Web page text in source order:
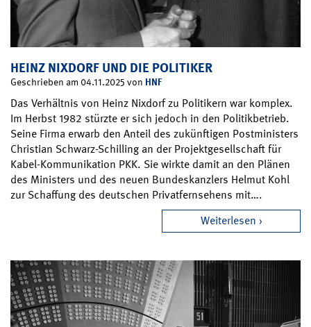
HEINZ NIXDORF UND DIE POLITIKER
Geschrieben am 04.11.2025 von HNF
Das Verhältnis von Heinz Nixdorf zu Politikern war komplex.
Im Herbst 1982 stürzte er sich jedoch in den Politikbetrieb.
Seine Firma erwarb den Anteil des zukünftigen Postministers
Christian Schwarz-Schilling an der Projektgesellschaft für
Kabel-Kommunikation PKK. Sie wirkte damit an den Plänen
des Ministers und des neuen Bundeskanzlers Helmut Kohl
zur Schaffung des deutschen Privatfernsehens mit….
Weiterlesen